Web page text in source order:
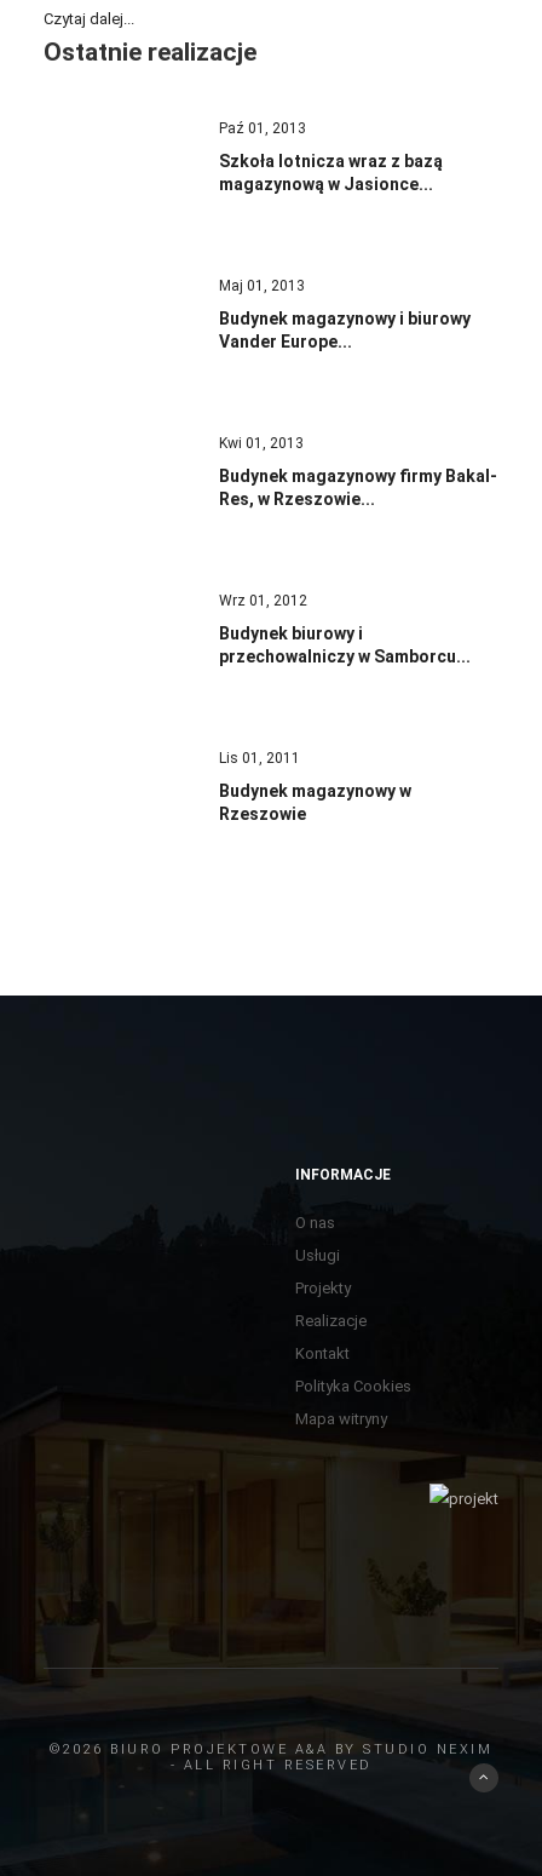
Czytaj dalej...
Ostatnie realizacje
Paź 01, 2013
Szkoła lotnicza wraz z bazą
magazynową w Jasionce...
Maj 01, 2013
Budynek magazynowy i biurowy
Vander Europe...
Kwi 01, 2013
Budynek magazynowy firmy Bakal-
Res, w Rzeszowie...
Wrz 01, 2012
Budynek biurowy i
przechowalniczy w Samborcu...
Lis 01, 2011
Budynek magazynowy w
Rzeszowie
INFORMACJE
O nas
Usługi
Projekty
Realizacje
Kontakt
Polityka Cookies
Mapa witryny
©2026 BIURO PROJEKTOWE A&A BY STUDIO NEXIM
- ALL RIGHT RESERVED